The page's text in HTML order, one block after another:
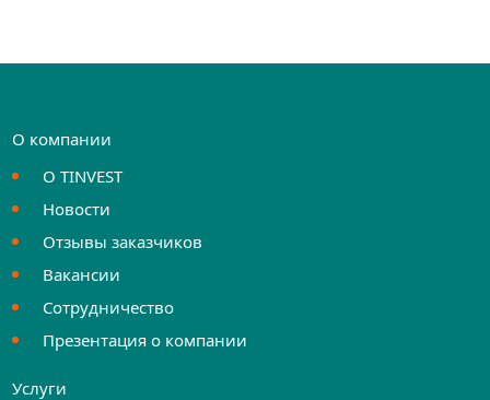
О компании
О TINVEST
Новости
Отзывы заказчиков
Вакансии
Сотрудничество
Презентация о компании
Услуги